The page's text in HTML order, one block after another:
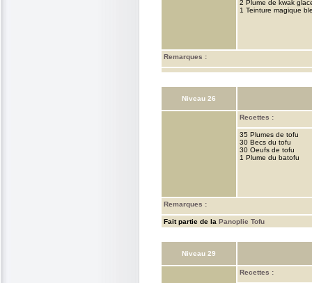
2 Plume de kwak
1 Teinture magique
Remarques :
Niveau 26
Recettes :
35 Plumes de tofu
30 Becs du tofu
30 Oeufs de tofu
1 Plume du batofu
Remarques :
Fait partie de la Panoplie Tofu
Niveau 29
Recettes :